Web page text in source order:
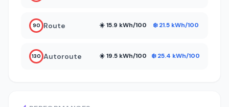
90 Route ☀️ 15.9 kWh/100 ❄️ 21.5 kWh/100
130 Autoroute ☀️ 19.5 kWh/100 ❄️ 25.4 kWh/100